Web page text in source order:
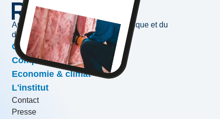
Au service de l'information économique et du
développement des entreprises
Conjoncture & prévisions
Compétitivité & croissance
Economie & climat
L'institut
Contact
Presse